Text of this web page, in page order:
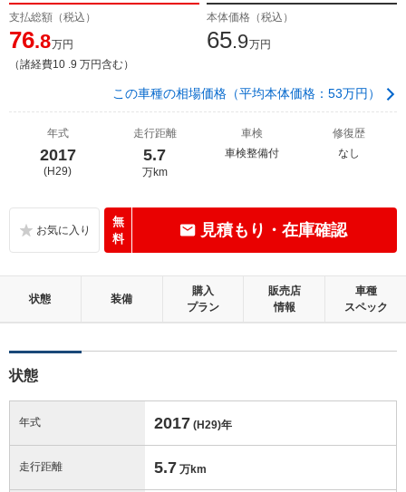
支払総額（税込）
76.8万円
（諸経費10 .9 万円含む）
本体価格（税込）
65.9万円
この車種の相場価格（平均本体価格：53万円）
年式
2017
(H29)
走行距離
5.7
万km
車検
車検整備付
修復歴
なし
無
料
見積もり・在庫確認
状態 装備
購入
プラン
販売店
情報
車種
スペック
状態
年式 2017 (H29)年
走行距離 5.7 万km